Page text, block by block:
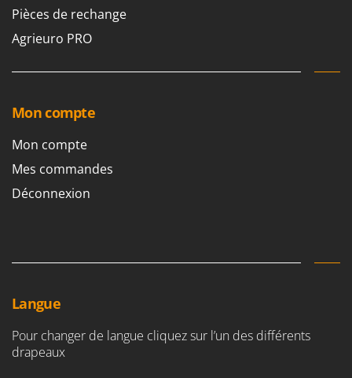
Ritter
River Systems
Robomow
Rover Pompe
Royal Food
S
Seven Italy
Silky
Pièces de rechange
Agrieuro PRO
Mon compte
Mon compte
Mes commandes
Déconnexion
Langue
Pour changer de langue cliquez sur l’un des différents
drapeaux